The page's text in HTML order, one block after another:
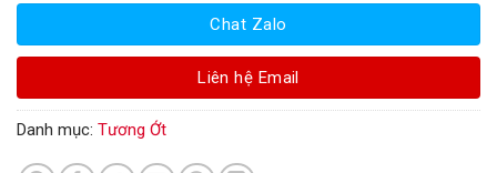
Chat Zalo
Liên hệ Email
Danh mục: Tương Ớt